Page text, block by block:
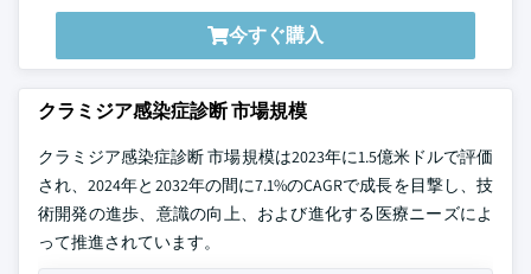
今すぐ購入
クラミジア感染症診断 市場規模
クラミジア感染症診断 市場規模は2023年に1.5億米ドルで評価
され、2024年と2032年の間に7.1%のCAGRで成長を目撃し、技
術開発の進歩、意識の向上、および進化する医療ニーズによ
って推進されています。